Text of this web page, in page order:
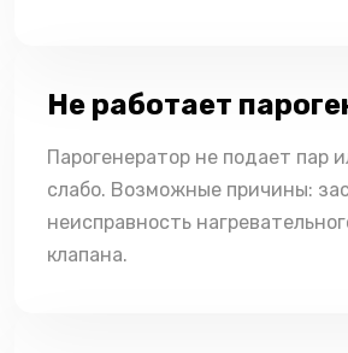
Не работает
Парогенератор не подает пар
слабо. Возможные причины:
неисправность
клапана.